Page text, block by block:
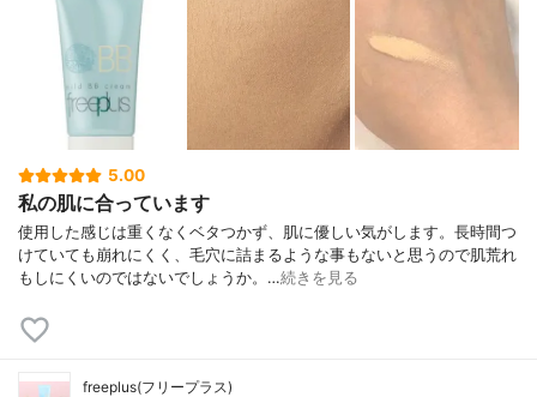
5.00
私の肌に合っています
使用した感じは重くなくベタつかず、肌に優しい気がします。長時間つ
けていても崩れにくく、毛穴に詰まるような事もないと思うので肌荒れ
もしにくいのではないでしょうか。…続きを見る
freeplus(フリープラス)